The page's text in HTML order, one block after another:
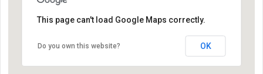
This page can't load Google Maps correctly.
Do you own this website? OK